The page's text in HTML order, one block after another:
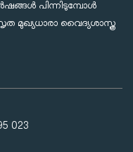
പിന്നിടുമ്പോള്‍
മുഖ്യധാരാ വൈദ്യശാസ്ത്ര
023